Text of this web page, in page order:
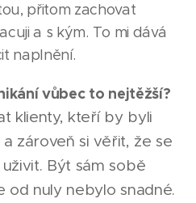
přitom zachovat
a s kým. To mi dává
naplnění.
vůbec to nejtěžší?
klienty, kteří by byli
zároveň si věřit, že se
Být sám sobě
od nuly nebylo snadné.